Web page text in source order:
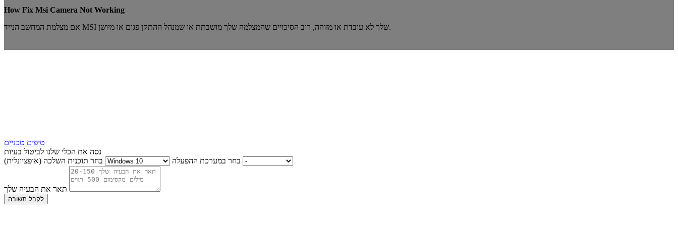
How Fix Msi Camera Not Working
אם מצלמת המחשב הנייד MSI שלך לא עובדת או מזוהה, רוב הסיכויים שהמצלמה שלך מושבתת או שמנהל ההתקן פגום או מיושן.
טיפים טכניים
נסה את הכלי שלנו לביטול בעיות
בחר במערכת ההפעלה
בחר תוכנית השלכה (אופציונלית)
תאר את הבעיה שלך
לקבל תשובה